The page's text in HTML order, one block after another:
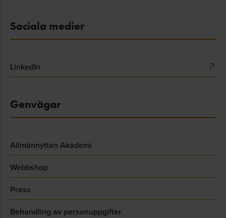
Sociala medier
LinkedIn
Genvägar
Allmännyttan Akademi
Webbshop
Press
Behandling av personuppgifter